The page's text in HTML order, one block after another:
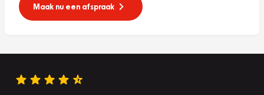
Maak nu een afspraak